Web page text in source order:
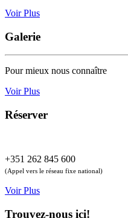
Voir Plus
Galerie
Pour mieux nous connaître
Voir Plus
Réserver
+351 262 845 600
(Appel vers le réseau fixe national)
Voir Plus
Trouvez-nous ici!